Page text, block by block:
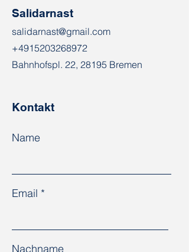
Salidarnast
salidarnast@gmail.com
+4915203268972
Bahnhofspl. 22, 28195 Bremen
Kontakt
Name
Email
Nachname